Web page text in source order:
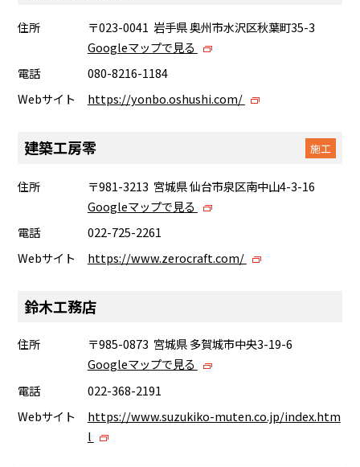
住所
〒023-0041 岩手県 奥州市水沢区秋葉町35-3
Googleマップで見る
電話
080-8216-1184
Webサイト
https://yonbo.oshushi.com/
建築工房零 施工
住所
〒981-3213 宮城県 仙台市泉区南中山4-3-16
Googleマップで見る
電話
022-725-2261
Webサイト
https://www.zerocraft.com/
鈴木工務店
住所
〒985-0873 宮城県 多賀城市中央3-19-6
Googleマップで見る
電話
022-368-2191
Webサイト
https://www.suzukiko-muten.co.jp/index.htm
l